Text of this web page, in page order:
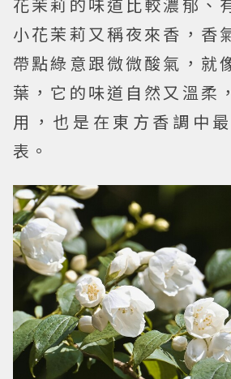
小花茉莉又稱夜來香，香
帶點綠意跟微微酸氣，就
葉，它的味道自然又溫柔
用，也是在東方香調中
表。